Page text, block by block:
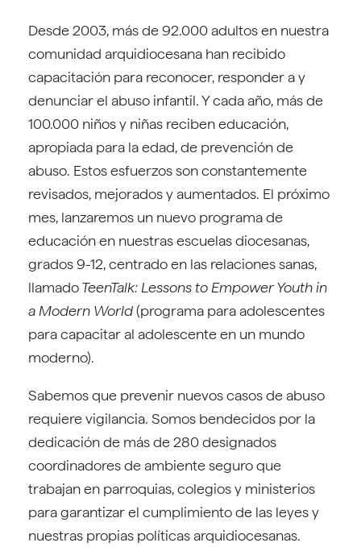
Desde 2003, más de 92.000 adultos en nuestra
comunidad arquidiocesana han recibido
capacitación para reconocer, responder a y
denunciar el abuso infantil. Y cada año, más de
100.000 niños y niñas reciben educación,
apropiada para la edad, de prevención de
abuso. Estos esfuerzos son constantemente
revisados, mejorados y aumentados. El próximo
mes, lanzaremos un nuevo programa de
educación en nuestras escuelas diocesanas,
grados 9-12, centrado en las relaciones sanas,
llamadoTeenTalk: Lessons to Empower Youth in
a Modern World(programa para adolescentes
para capacitar al adolescente en un mundo
moderno).
Sabemos que prevenir nuevos casos de abuso
requiere vigilancia. Somos bendecidos por la
dedicación de más de 280 designados
coordinadores de ambiente seguro que
trabajan en parroquias, colegios y ministerios
para garantizar el cumplimiento de las leyes y
nuestras propias políticas arquidiocesanas.